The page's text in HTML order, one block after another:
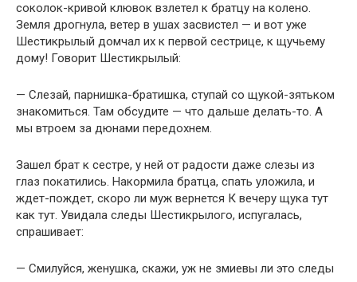
соколок-кривой клювок взлетел к братцу на колено.
Земля дрогнула, ветер в ушах засвистел — и вот уже
Шестикрылый домчал их к первой сестрице, к щучьему
дому! Говорит Шестикрылый:
— Слезай, парнишка-братишка, ступай со щукой-зятьком
знакомиться. Там обсудите — что дальше делать-то. А
мы втроем за дюнами передохнем.
Зашел брат к сестре, у ней от радости даже слезы из
глаз покатились. Накормила братца, спать уложила, и
ждет-пождет, скоро ли муж вернется К вечеру щука тут
как тут. Увидала следы Шестикрылого, испугалась,
спрашивает:
— Смилуйся, женушка, скажи, уж не змиевы ли это следы